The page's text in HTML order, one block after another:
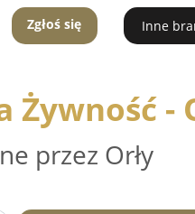
Zgłoś się Inne
Żywność -
przez Orły